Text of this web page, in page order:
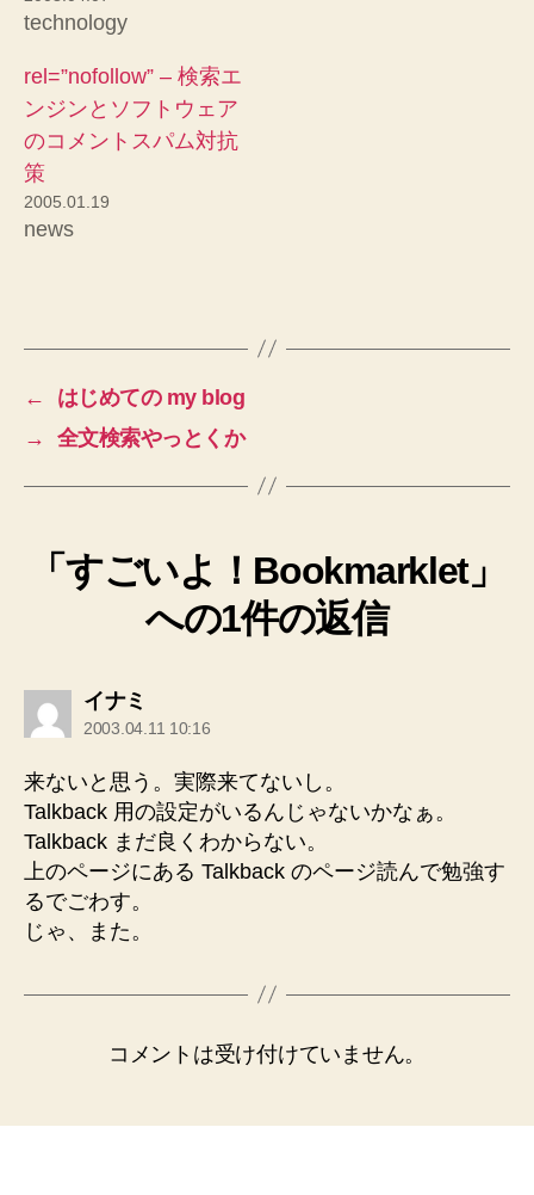
technology
rel=”nofollow” – 検索エ
ンジンとソフトウェア
のコメントスパム対抗
策
2005.01.19
news
←
はじめての my blog
→
全文検索やっとくか
「すごいよ！Bookmarklet」
への1件の返信
イナミ
発
2003.04.11 10:16
来ないと思う。実際来てないし。
Talkback 用の設定がいるんじゃないかなぁ。
Talkback まだ良くわからない。
上のページにある Talkback のページ読んで勉強す
るでごわす。
じゃ、また。
コメントは受け付けていません。